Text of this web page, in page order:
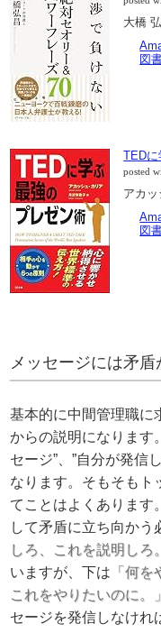
大橋
図
TED
posted
アカ
図
メッセージには矛盾
基本的に中間管理職に
からの説明になります
セージ”、”自分が発信
なります。そもそもト
てことはよくあります
して矛盾に立ち向かう
しろ、これを説明しろ
いますが、下は 「何
これをやりたいのに。」
セージを発信しなけれ